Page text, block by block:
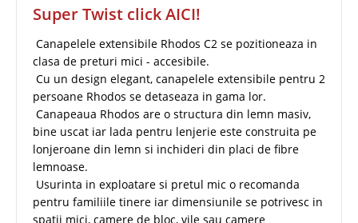
Super Twist click AICI!
Canapelele extensibile Rhodos C2 se pozitioneaza in
clasa de preturi mici - accesibile.
Cu un design elegant, canapelele extensibile pentru 2
persoane Rhodos se detaseaza in gama lor.
Canapeaua Rhodos are o structura din lemn masiv,
bine uscat iar lada pentru lenjerie este construita pe
lonjeroane din lemn si inchideri din placi de fibre
lemnoase.
Usurinta in exploatare si pretul mic o recomanda
pentru familiile tinere iar dimensiunile se potrivesc in
spatii mici, camere de bloc, vile sau camere